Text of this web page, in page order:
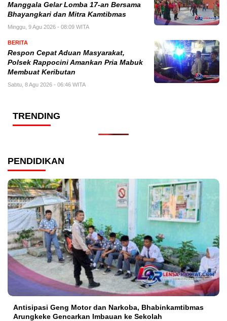
Manggala Gelar Lomba 17-an Bersama
Bhayangkari dan Mitra Kamtibmas
Minggu, 9 Agu 2026 - 08:09 WITA
BERITA
Respon Cepat Aduan Masyarakat,
Polsek Rappocini Amankan Pria Mabuk
Membuat Keributan
Sabtu, 8 Agu 2026 - 06:46 WITA
TRENDING
PENDIDIKAN
Antisipasi Geng Motor dan Narkoba, Bhabinkamtibmas
Arungkeke Gencarkan Imbauan ke Sekolah